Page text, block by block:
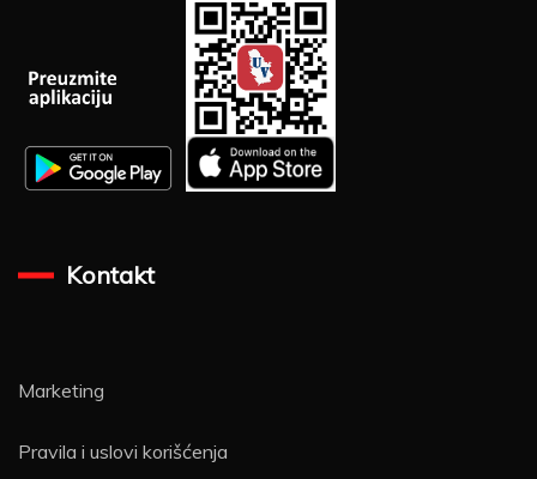
Kontakt
Marketing
Pravila i uslovi korišćenja